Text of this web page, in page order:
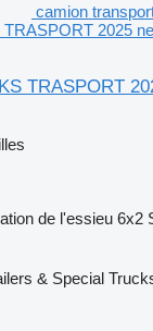
camion
2025
TRASPORT
de l'essieu 6x2
& Special